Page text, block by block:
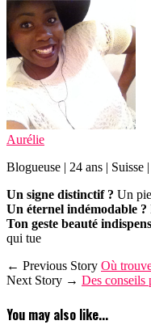
Aurélie
Blogueuse | 24 ans | Suisse
Un signe distinctif ? Un
Un éternel indémodable ?
Ton geste beauté
qui tue
← Previous Story Où
Next Story → Des conseils
You may also like...